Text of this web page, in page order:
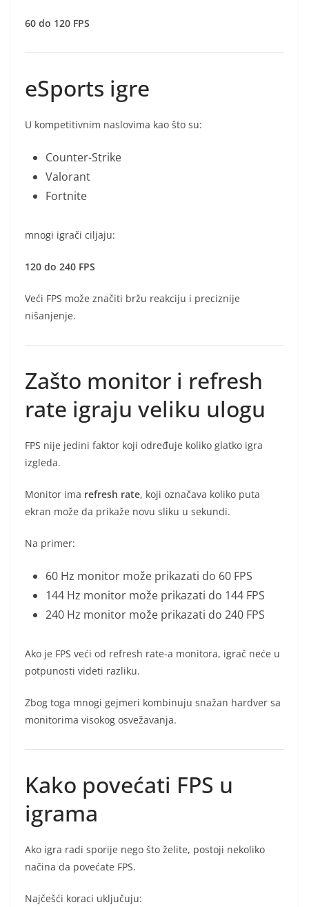
60 do 120 FPS
eSports igre
U kompetitivnim naslovima kao što su:
Counter-Strike
Valorant
Fortnite
mnogi igrači ciljaju:
120 do 240 FPS
Veći FPS može značiti bržu reakciju i preciznije
nišanjenje.
Zašto monitor i refresh
rate igraju veliku ulogu
FPS nije jedini faktor koji određuje koliko glatko igra
izgleda.
Monitor ima refresh rate, koji označava koliko puta
ekran može da prikaže novu sliku u sekundi.
Na primer:
60 Hz monitor može prikazati do 60 FPS
144 Hz monitor može prikazati do 144 FPS
240 Hz monitor može prikazati do 240 FPS
Ako je FPS veći od refresh rate-a monitora, igrač neće u
potpunosti videti razliku.
Zbog toga mnogi gejmeri kombinuju snažan hardver sa
monitorima visokog osvežavanja.
Kako povećati FPS u
igrama
Ako igra radi sporije nego što želite, postoji nekoliko
načina da povećate FPS.
Najčešći koraci uključuju: